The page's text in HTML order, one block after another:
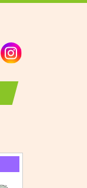
Instagram